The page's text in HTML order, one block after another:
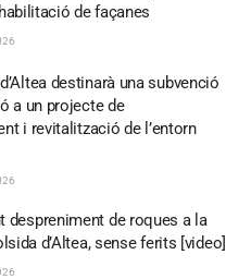
de façanes
destinarà una subvenció
a un projecte de
i revitalització de l’entorn
despreniment de roques a la
d’Altea, sense ferits [video]